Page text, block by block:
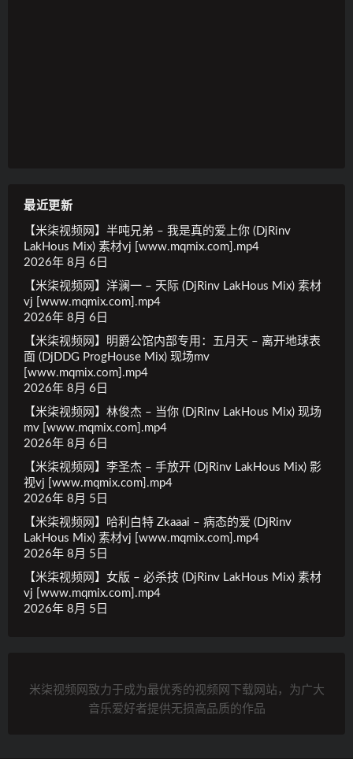
最近更新
【米柒视频网】半吨兄弟 – 我是真的爱上你 (DjRinv
LakHous Mix) 素材vj [www.mqmix.com].mp4
2026年 8月 6日
【米柒视频网】洋澜一 – 天际 (DjRinv LakHous Mix) 素材
vj [www.mqmix.com].mp4
2026年 8月 6日
【米柒视频网】明爵公馆内部专用：五月天 – 离开地球表
面 (DjDDG ProgHouse Mix) 现场mv
[www.mqmix.com].mp4
2026年 8月 6日
【米柒视频网】林俊杰 – 当你 (DjRinv LakHous Mix) 现场
mv [www.mqmix.com].mp4
2026年 8月 6日
【米柒视频网】李圣杰 – 手放开 (DjRinv LakHous Mix) 影
视vj [www.mqmix.com].mp4
2026年 8月 5日
【米柒视频网】哈利白特 Zkaaai – 病态的爱 (DjRinv
LakHous Mix) 素材vj [www.mqmix.com].mp4
2026年 8月 5日
【米柒视频网】女版 – 必杀技 (DjRinv LakHous Mix) 素材
vj [www.mqmix.com].mp4
2026年 8月 5日
米柒视频网致力于成为最优秀的视频网下载网站，为广大
音乐爱好者提供无损高品质的作品